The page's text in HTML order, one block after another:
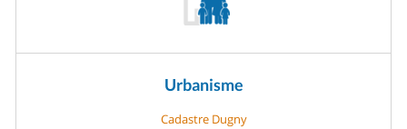
Urbanisme
Cadastre Dugny